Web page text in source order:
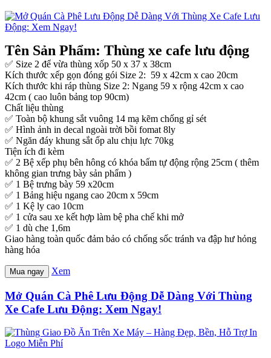
Tên Sản Phẩm: Thùng xe cafe lưu động
✅ Size 2 để vừa thùng xốp 50 x 37 x 38cm
Kích thước xếp gọn đóng gói Size 2: 59 x 42cm x cao 20cm
Kích thước khi ráp thùng Size 2: Ngang 59 x rộng 42cm x cao
42cm ( cao luôn bảng top 90cm)
Chất liệu thùng
✅ Toàn bộ khung sắt vuông 14 mạ kẽm chống gỉ sét
✅ Hình ảnh in decal ngoài trời bồi fomat 8ly
✅ Ngăn đáy khung sắt ốp alu chịu lực 70kg
Tiện ích đi kèm
✅ 2 Bệ xếp phụ bên hông có khóa bấm tự động rộng 25cm ( thêm
không gian trưng bày sản phẩm )
✅ 1 Bệ trưng bày 59 x20cm
✅ 1 Bảng hiệu ngang cao 20cm x 59cm
✅ 1 Kệ ly cao 10cm
✅ 1 cửa sau xe kết hợp làm bệ pha chế khi mở
✅ 1 dù che 1,6m
Giao hàng toàn quốc đảm bảo có chống sốc tránh va đập hư hỏng
hàng hóa
Mua ngay Xem
Mở Quán Cà Phê Lưu Động Dễ Dàng Với Thùng
Xe Cafe Lưu Động: Xem Ngay!